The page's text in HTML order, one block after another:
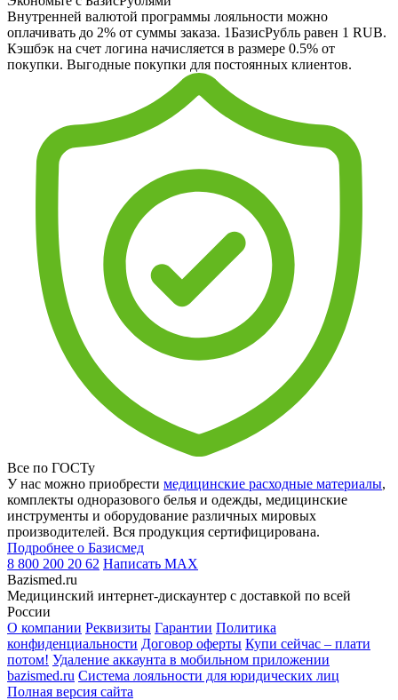
Внутренней валютой программы лояльности можно
оплачивать до 2% от суммы заказа. 1БазисРубль равен 1 RUB.
Кэшбэк на счет логина начисляется в размере 0.5% от
покупки. Выгодные покупки для постоянных клиентов.
Все по ГОСТу
У нас можно приобрести медицинские расходные материалы,
комплекты одноразового белья и одежды, медицинские
инструменты и оборудование различных мировых
производителей. Вся продукция сертифицирована.
Подробнее о Базисмед
8 800 200 20 62 Написать MAX
Bazismed.ru
Медицинский интернет-дискаунтер с доставкой по всей
России
О компании Реквизиты Гарантии Политика
конфиденциальности Договор оферты Купи сейчас – плати
потом! Удаление аккаунта в мобильном приложении
bazismed.ru Система лояльности для юридических лиц
Полная версия сайта